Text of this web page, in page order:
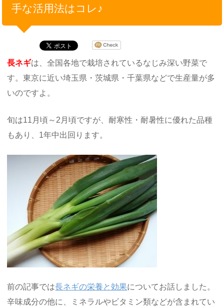
手な活用法はコレ♪
長ネギは、全国各地で栽培されているなじみ深い野菜で
す。東京に近い埼玉県・茨城県・千葉県などで生産量が多
いのですよ。
旬は11月頃～2月頃ですが、耐寒性・耐暑性に優れた品種
もあり、1年中出回ります。
前の記事では長ネギの栄養と効果についてお話しました。
辛味成分の他に、ミネラルやビタミン類などが含まれてい